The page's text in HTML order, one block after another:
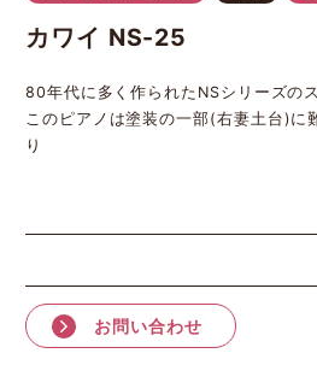
カワイ NS-25
80年代に多く作られたNSシリーズの
このピアノは塗装の一部(右妻土台)に
り
お問い合わせ